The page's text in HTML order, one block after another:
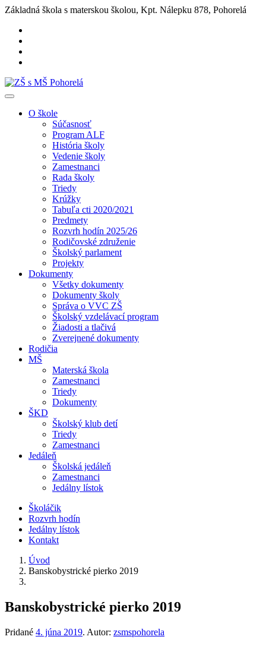
Základná škola s materskou školou, Kpt. Nálepku 878, Pohorelá
O škole
Súčasnosť
Program ALF
História školy
Vedenie školy
Zamestnanci
Rada školy
Triedy
Krúžky
Tabuľa cti 2020/2021
Predmety
Rozvrh hodín 2025/26
Rodičovské združenie
Školský parlament
Projekty
Dokumenty
Všetky dokumenty
Dokumenty školy
Správa o VVC ZŠ
Školský vzdelávací program
Žiadosti a tlačivá
Zverejnené dokumenty
Rodičia
MŠ
Materská škola
Zamestnanci
Triedy
Dokumenty
ŠKD
Školský klub detí
Triedy
Zamestnanci
Jedáleň
Školská jedáleň
Zamestnanci
Jedálny lístok
Školáčik
Rozvrh hodín
Jedálny lístok
Kontakt
Úvod
Banskobystrické pierko 2019
Banskobystrické pierko 2019
Pridané 4. júna 2019. Autor: zsmspohorela